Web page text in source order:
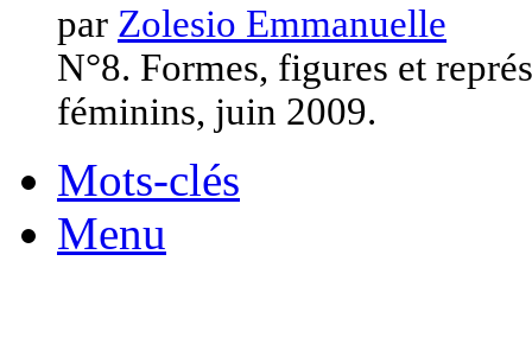
par Zolesio Emmanuelle
N°8. Formes, figures et
féminins, juin 2009.
Mots-clés
Menu